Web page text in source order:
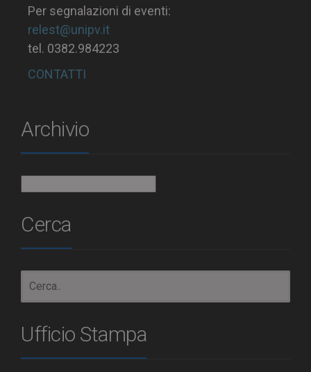
Per segnalazioni di eventi:
relest@unipv.it
tel. 0382.984223
CONTATTI
Archivio
Cerca
Ufficio Stampa